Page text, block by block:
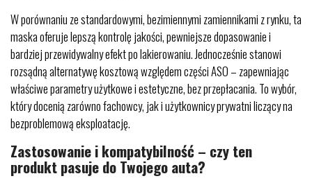
W porównaniu ze standardowymi, bezimiennymi zamiennikami z rynku, ta
maska oferuje lepszą kontrolę jakości, pewniejsze dopasowanie i
bardziej przewidywalny efekt po lakierowaniu. Jednocześnie stanowi
rozsądną alternatywę kosztową względem części ASO – zapewniając
właściwe parametry użytkowe i estetyczne, bez przepłacania. To wybór,
który docenią zarówno fachowcy, jak i użytkownicy prywatni liczący na
bezproblemową eksploatację.
Zastosowanie i kompatybilność – czy ten
produkt pasuje do Twojego auta?